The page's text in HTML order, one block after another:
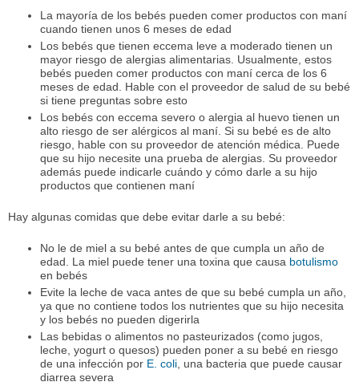
La mayoría de los bebés pueden comer productos con maní
cuando tienen unos 6 meses de edad
Los bebés que tienen eccema leve a moderado tienen un
mayor riesgo de alergias alimentarias. Usualmente, estos
bebés pueden comer productos con maní cerca de los 6
meses de edad. Hable con el proveedor de salud de su bebé
si tiene preguntas sobre esto
Los bebés con eccema severo o alergia al huevo tienen un
alto riesgo de ser alérgicos al maní. Si su bebé es de alto
riesgo, hable con su proveedor de atención médica. Puede
que su hijo necesite una prueba de alergias. Su proveedor
además puede indicarle cuándo y cómo darle a su hijo
productos que contienen maní
Hay algunas comidas que debe evitar darle a su bebé:
No le de miel a su bebé antes de que cumpla un año de
edad. La miel puede tener una toxina que causa botulismo
en bebés
Evite la leche de vaca antes de que su bebé cumpla un año,
ya que no contiene todos los nutrientes que su hijo necesita
y los bebés no pueden digerirla
Las bebidas o alimentos no pasteurizados (como jugos,
leche, yogurt o quesos) pueden poner a su bebé en riesgo
de una infección por E. coli, una bacteria que puede causar
diarrea severa